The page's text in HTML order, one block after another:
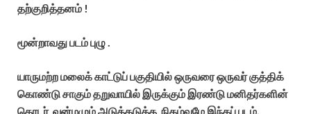
தற்குறித்தனம் !
மூன்றாவது படம் புழு .
யாருமற்ற மலைக் காட்டுப் பகுதியில் ஒருவரை ஒருவர் குத்திக்
கொண்டு சாகும் தறுவாயில் இருக்கும் இரண்டு மனிதர்களின்
தொடர் வன்மமும் அடுத்தடுத்த நிகழ்வுமே இந்தப் படம்.